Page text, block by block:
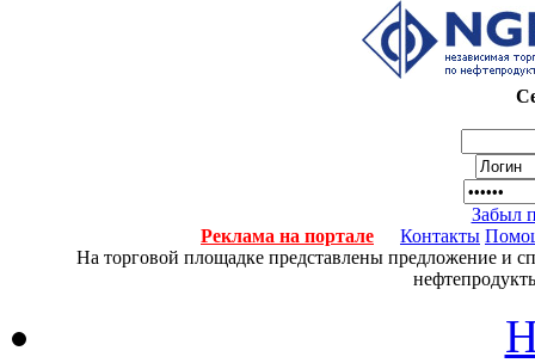
Забыл
Реклама на портале
Контакты
На торговой площадке представлены предложение и